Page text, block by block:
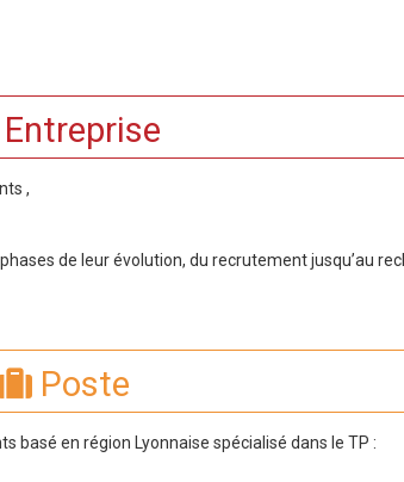
Entreprise
,
de leur évolution, du recrutement jusqu’au
Poste
basé en région Lyonnaise spécialisé dans le TP :